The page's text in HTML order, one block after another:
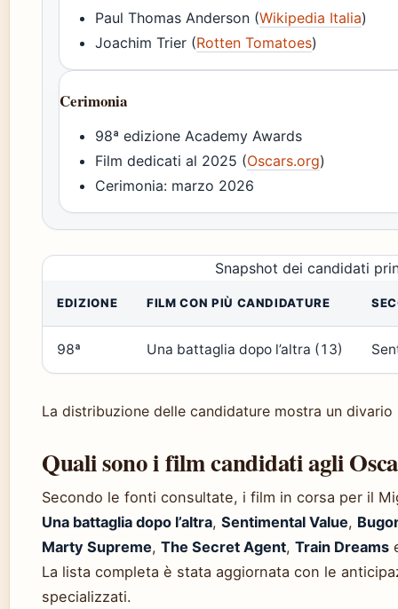
Paul Thomas Anderson (Wikipedia Italia)
Joachim Trier (Rotten Tomatoes)
Cerimonia
98ª edizione Academy Awards
Film dedicati al 2025 (Oscars.org)
Cerimonia: marzo 2026
Snapshot dei candidati
EDIZIONE FILM CON PIÙ CANDIDATURE
98ª Una battaglia dopo l’altra (13)
La distribuzione delle candidature mostra un
Quali sono i film candidati agli
Secondo le fonti consultate, i film in corsa per il
Una battaglia dopo l’altra, Sentimental Value,
Marty Supreme, The Secret Agent, Train Dreams
La lista completa è stata aggiornata con le
specializzati.